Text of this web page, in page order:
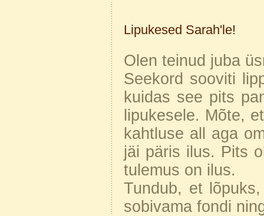
Lipukesed Sarah'le!
Olen teinud juba
Seekord sooviti
kuidas see pits
lipukesele. Mõte,
kahtluse all aga
jäi päris ilus. Pits
tulemus on ilus.
Tundub, et
sobivama fondi